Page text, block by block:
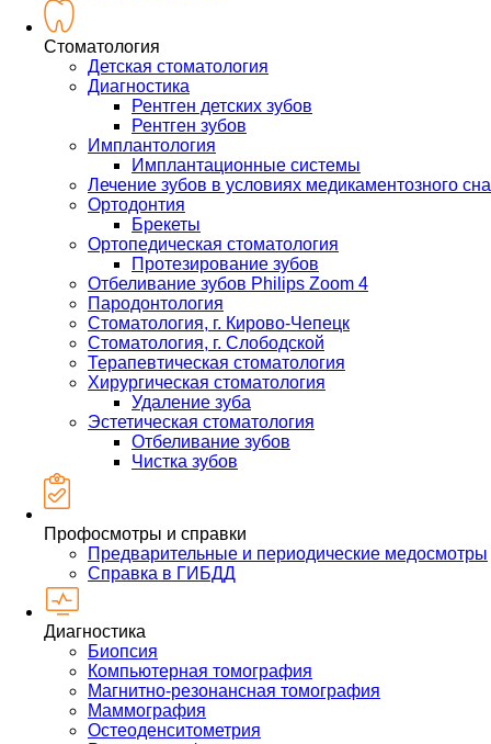
Стоматология
Детская стоматология
Диагностика
Рентген детских зубов
Рентген зубов
Имплантология
Имплантационные системы
Лечение зубов в условиях медикаментозного сна
Ортодонтия
Брекеты
Ортопедическая стоматология
Протезирование зубов
Отбеливание зубов Philips Zoom 4
Пародонтология
Стоматология, г. Кирово-Чепецк
Стоматология, г. Слободской
Терапевтическая стоматология
Хирургическая стоматология
Удаление зуба
Эстетическая стоматология
Отбеливание зубов
Чистка зубов
Профосмотры и справки
Предварительные и периодические медосмотры
Справка в ГИБДД
Диагностика
Биопсия
Компьютерная томография
Магнитно-резонансная томография
Маммография
Остеоденситометрия